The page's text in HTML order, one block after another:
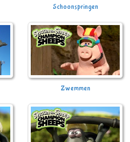
Schoonspringen
Zwemmen